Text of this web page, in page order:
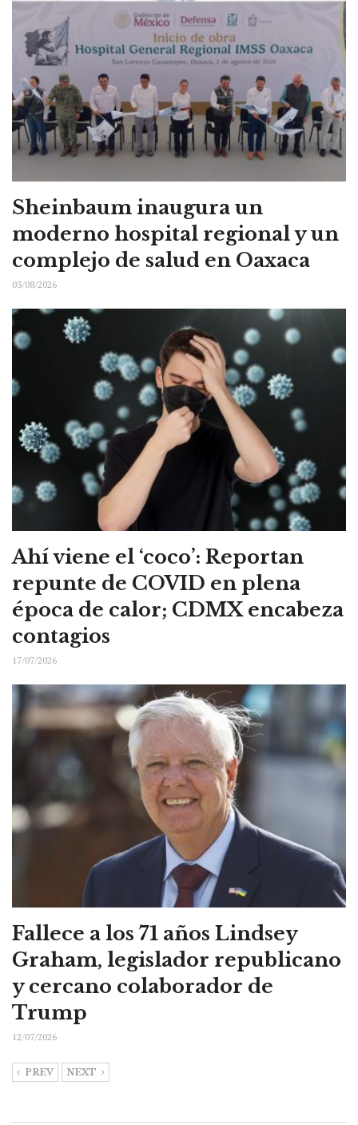
Sheinbaum inaugura un
moderno hospital regional y un
complejo de salud en Oaxaca
03/08/2026
Ahí viene el ‘coco’: Reportan
repunte de COVID en plena
época de calor; CDMX encabeza
contagios
17/07/2026
Fallece a los 71 años Lindsey
Graham, legislador republicano
y cercano colaborador de
Trump
12/07/2026
PREV NEXT